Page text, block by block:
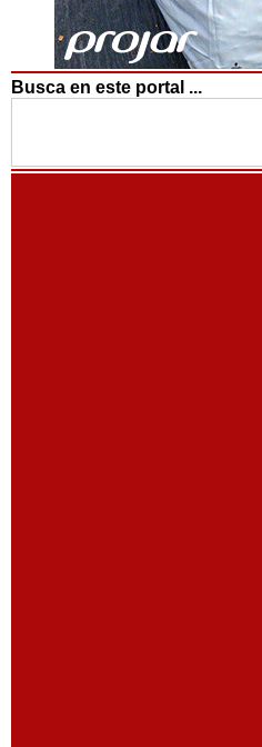
Busca en este portal ...